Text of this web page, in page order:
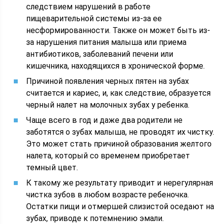
следствием нарушений в работе
пищеварительной системы из-за ее
несформированности. Также он может быть из-
за нарушения питания малыша или приема
антибиотиков, заболеваний печени или
кишечника, находящихся в хронической форме.
Причиной появления черных пятен на зубах
считается и кариес, и, как следствие, образуется
черный налет на молочных зубах у ребенка.
Чаще всего в год и даже два родители не
заботятся о зубах малыша, не проводят их чистку.
Это может стать причиной образования желтого
налета, который со временем приобретает
темный цвет.
К такому же результату приводит и нерегулярная
чистка зубов в любом возрасте ребеночка.
Остатки пищи и отмершей слизистой оседают на
зубах, приводе к потемнению эмали.